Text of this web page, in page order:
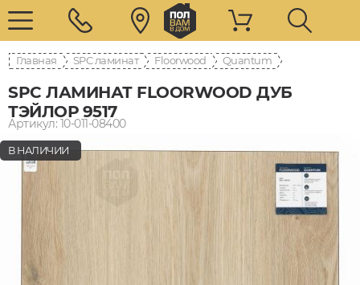
Главная SPC ламинат Floorwood Quantum
SPC ЛАМИНАТ FLOORWOOD ДУБ
ТЭЙЛОР 9517
Артикул: 10-011-08400
В НАЛИЧИИ